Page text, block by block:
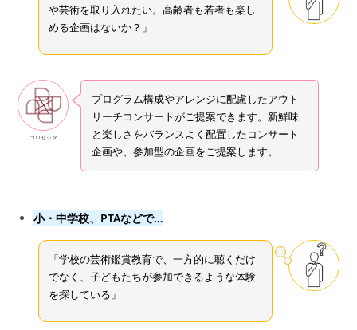
や芸術を取り入れたい。高齢者も若者も楽し
める企画はないか？」
コロゼッタ
プログラム構成やアレンジに配慮したアウト
リーチコンサートがご提案できます。新鮮味
と楽しさをバランスよく配置したコンサート
企画や、参加型の企画をご提案します。
小・中学校、PTAなどで…
「学校の芸術鑑賞教育で、一方的に聴くだけ
でなく、子どもたちが参加できるような体験
を探している」